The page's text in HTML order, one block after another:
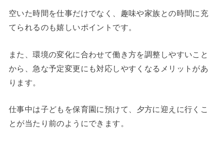
空いた時間を仕事だけでなく、趣味や家族との時間に充
てられるのも嬉しいポイントです。
また、環境の変化に合わせて働き方を調整しやすいこと
から、急な予定変更にも対応しやすくなるメリットがあ
ります。
仕事中は子どもを保育園に預けて、 夕方に迎えに行くこ
とが当たり前のようにできます。